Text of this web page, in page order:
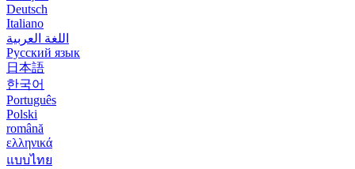
Deutsch
Italiano
اللغة العربية
Русский язык
日本語
한국어
Português
Polski
română
ελληνικά
แบบไทย